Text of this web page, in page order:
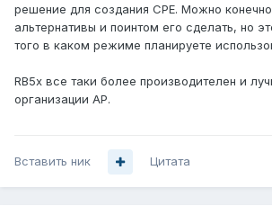
решение для создания СРЕ. Можно конечно
альтернативы и поинтом его сделать, но
того в каком режиме планируете
RB5x все таки более производителен и
организации АР.
Вставить ник Цитата